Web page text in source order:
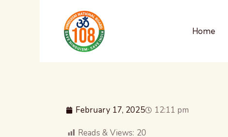
Home
February 17, 2025 12:11 pm
Reads & Views: 20